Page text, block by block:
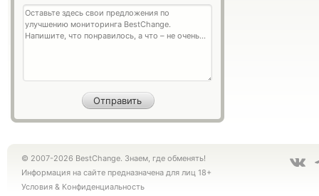
© 2007-2026 BestChange. Знаем, где обменять!
Информация на сайте предназначена для лиц 18+
Условия & Конфиденциальность